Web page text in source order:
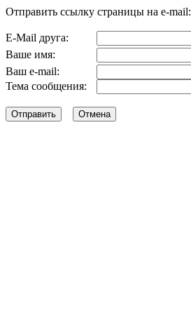
Отправить ссылку страницы на e-mail:
E-Mail друга:
Ваше имя:
Ваш e-mail:
Тема сообщения: